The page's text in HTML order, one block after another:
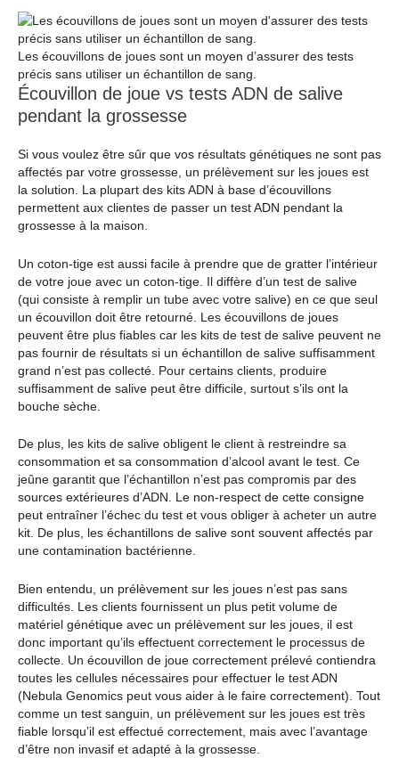
Les écouvillons de joues sont un moyen d’assurer des tests
précis sans utiliser un échantillon de sang.
Écouvillon de joue vs tests ADN de salive
pendant la grossesse
Si vous voulez être sûr que vos résultats génétiques ne sont pas
affectés par votre grossesse, un prélèvement sur les joues est
la solution. La plupart des kits ADN à base d’écouvillons
permettent aux clientes de passer un test ADN pendant la
grossesse à la maison.
Un coton-tige est aussi facile à prendre que de gratter l’intérieur
de votre joue avec un coton-tige. Il diffère d’un test de salive
(qui consiste à remplir un tube avec votre salive) en ce que seul
un écouvillon doit être retourné. Les écouvillons de joues
peuvent être plus fiables car les kits de test de salive peuvent ne
pas fournir de résultats si un échantillon de salive suffisamment
grand n’est pas collecté. Pour certains clients, produire
suffisamment de salive peut être difficile, surtout s’ils ont la
bouche sèche.
De plus, les kits de salive obligent le client à restreindre sa
consommation et sa consommation d’alcool avant le test. Ce
jeûne garantit que l’échantillon n’est pas compromis par des
sources extérieures d’ADN. Le non-respect de cette consigne
peut entraîner l’échec du test et vous obliger à acheter un autre
kit. De plus, les échantillons de salive sont souvent affectés par
une contamination bactérienne.
Bien entendu, un prélèvement sur les joues n’est pas sans
difficultés. Les clients fournissent un plus petit volume de
matériel génétique avec un prélèvement sur les joues, il est
donc important qu’ils effectuent correctement le processus de
collecte. Un écouvillon de joue correctement prélevé contiendra
toutes les cellules nécessaires pour effectuer le test ADN
(Nebula Genomics peut vous aider à le faire correctement). Tout
comme un test sanguin, un prélèvement sur les joues est très
fiable lorsqu’il est effectué correctement, mais avec l’avantage
d’être non invasif et adapté à la grossesse.